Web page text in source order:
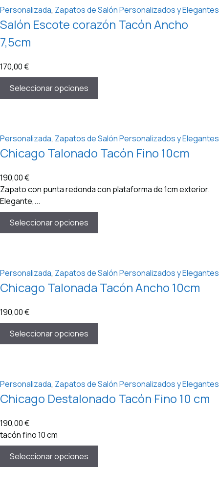
Personalizada, Zapatos de Salón Personalizados y Elegantes
Salón Escote corazón Tacón Ancho
7,5cm
170,00€
Seleccionar opciones
Personalizada, Zapatos de Salón Personalizados y Elegantes
Chicago Talonado Tacón Fino 10cm
190,00€
Zapato con punta redonda con plataforma de 1cm exterior.
Elegante,...
Seleccionar opciones
Personalizada, Zapatos de Salón Personalizados y Elegantes
Chicago Talonada Tacón Ancho 10cm
190,00€
Seleccionar opciones
Personalizada, Zapatos de Salón Personalizados y Elegantes
Chicago Destalonado Tacón Fino 10 cm
190,00€
tacón fino 10 cm
Seleccionar opciones